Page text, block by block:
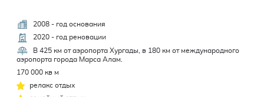
2008 - год основания
2020 - год реновации
В 425 км от аэропорта Хургады, в 180 км от международного
аэропорта города Марса Алам.
170 000 кв м
релакс отдых